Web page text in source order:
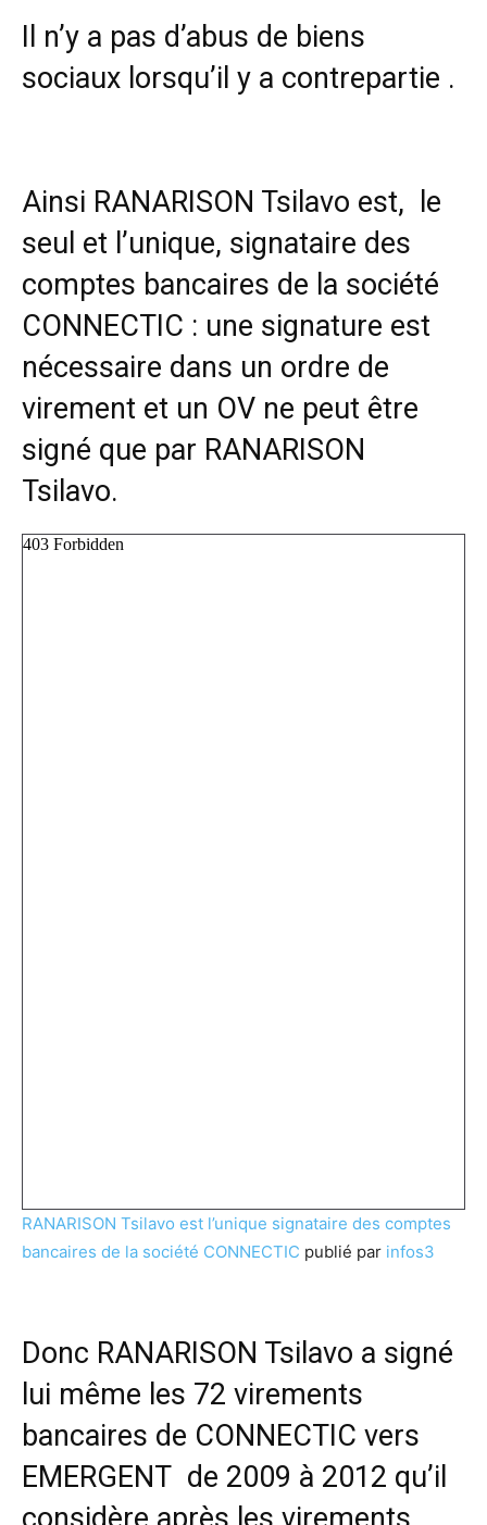
Il n’y a pas d’abus de biens
sociaux lorsqu’il y a contrepartie .
Ainsi RANARISON Tsilavo est, le
seul et l’unique, signataire des
comptes bancaires de la société
CONNECTIC : une signature est
nécessaire dans un ordre de
virement et un OV ne peut être
signé que par RANARISON
Tsilavo.
RANARISON Tsilavo est l’unique signataire des comptes
bancaires de la société CONNECTIC publié par infos3
Donc RANARISON Tsilavo a signé
lui même les 72 virements
bancaires de CONNECTIC vers
EMERGENT de 2009 à 2012 qu’il